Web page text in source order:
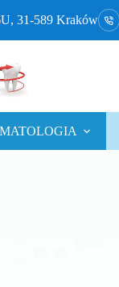
31-589 Kraków